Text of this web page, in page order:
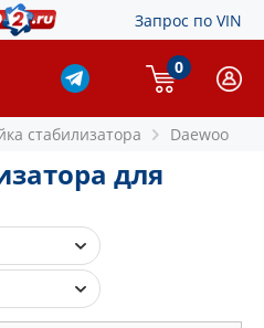
Запрос по VIN
0
стабилизатора Daewoo
для